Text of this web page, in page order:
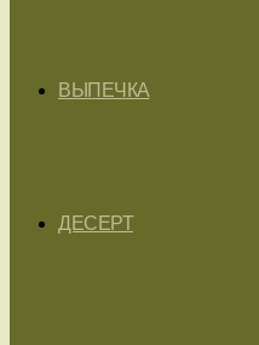
ВЫПЕЧКА
ДЕСЕРТ